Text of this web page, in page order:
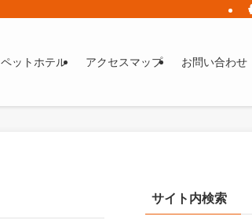
ペットホテル アクセスマップ お問い合わせ
サイト内検索